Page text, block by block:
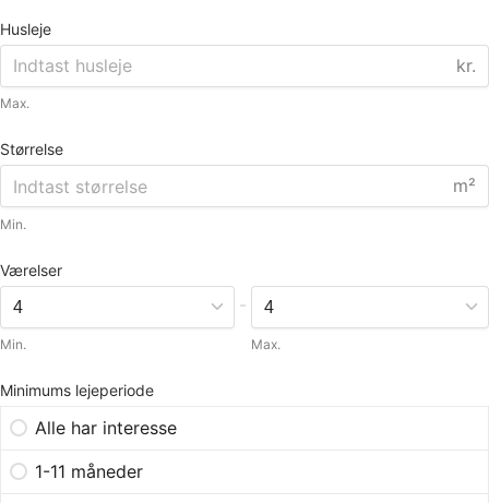
Husleje
kr.
Max.
Størrelse
m²
Min.
Værelser
Min.
-
Max.
Minimums lejeperiode
Alle har interesse
1-11 måneder